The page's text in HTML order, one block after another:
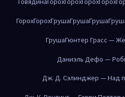
ГорохГорохГрушаГрушаГруша
ГрушаГюнтер Грасс —
Даниэль Дефо —
Дж. Д. Сэлинджер — Над